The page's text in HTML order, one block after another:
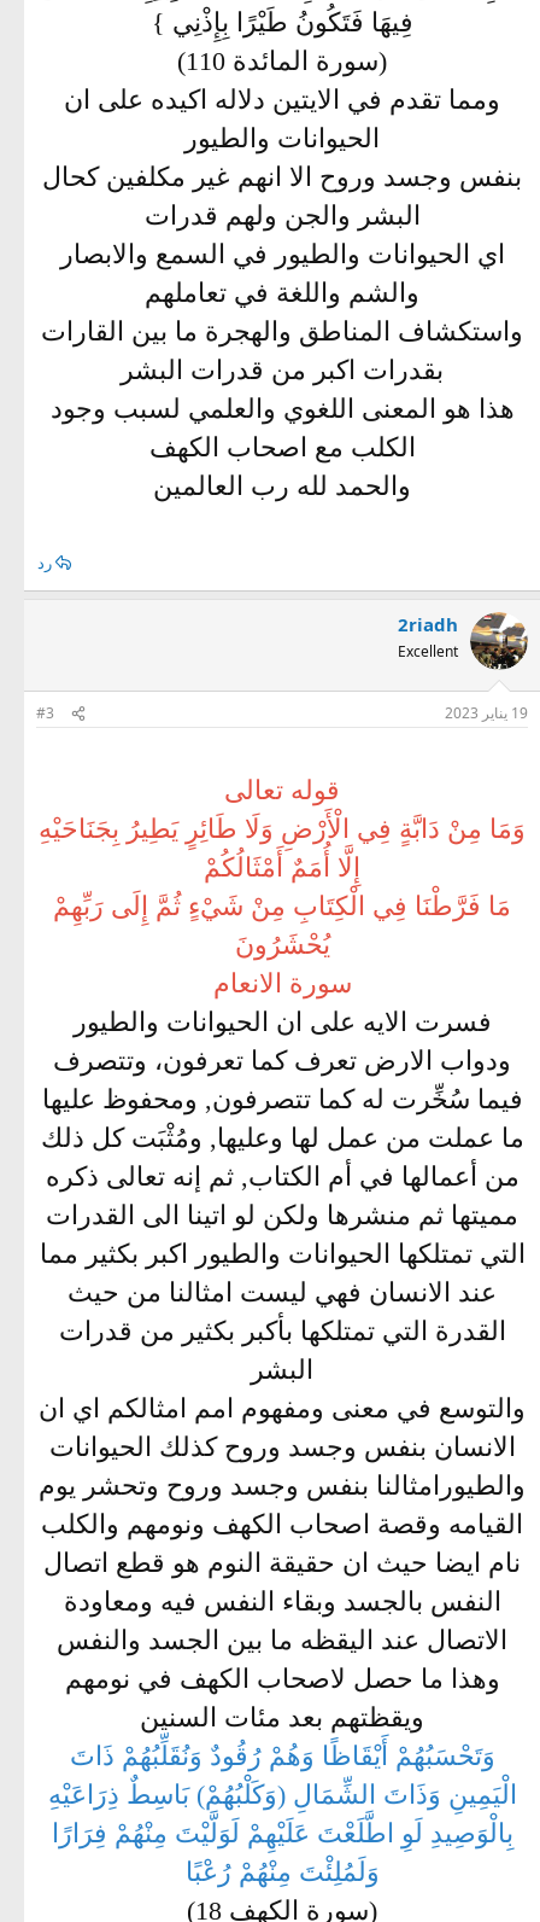
فِيهَا فَتَكُونُ طَيْرًا بِإِذْنِي }
(سورة المائدة 110)
ومما تقدم في الايتين دلاله اكيده على ان
الحيوانات والطيور
بنفس وجسد وروح الا انهم غير مكلفين كحال
البشر والجن ولهم قدرات
اي الحيوانات والطيور في السمع والابصار
والشم واللغة في تعاملهم
واستكشاف المناطق والهجرة ما بين القارات
بقدرات اكبر من قدرات البشر
هذا هو المعنى اللغوي والعلمي لسبب وجود
الكلب مع اصحاب الكهف
والحمد لله رب العالمين
رد
2riadh
Excellent
19 يناير 2023 #3
قوله تعالى
وَمَا مِنْ دَابَّةٍ فِي الْأَرْضِ وَلَا طَائِرٍ يَطِيرُ بِجَنَاحَيْهِ
إِلَّا أُمَمٌ أَمْثَالُكُمْ
مَا فَرَّطْنَا فِي الْكِتَابِ مِنْ شَيْءٍ ثُمَّ إِلَى رَبِّهِمْ
يُحْشَرُونَ
سورة الانعام
فسرت الايه على ان الحيوانات والطيور
ودواب الارض تعرف كما تعرفون، وتتصرف
فيما سُخِّرت له كما تتصرفون, ومحفوظ عليها
ما عملت من عمل لها وعليها, ومُثْبَت كل ذلك
من أعمالها في أم الكتاب, ثم إنه تعالى ذكره
مميتها ثم منشرها ولكن لو اتينا الى القدرات
التي تمتلكها الحيوانات والطيور اكبر بكثير مما
عند الانسان فهي ليست امثالنا من حيث
القدرة التي تمتلكها بأكبر بكثير من قدرات
البشر
والتوسع في معنى ومفهوم امم امثالكم اي ان
الانسان بنفس وجسد وروح كذلك الحيوانات
والطيورامثالنا بنفس وجسد وروح وتحشر يوم
القيامه وقصة اصحاب الكهف ونومهم والكلب
نام ايضا حيث ان حقيقة النوم هو قطع اتصال
النفس بالجسد وبقاء النفس فيه ومعاودة
الاتصال عند اليقظه ما بين الجسد والنفس
وهذا ما حصل لاصحاب الكهف في نومهم
ويقظتهم بعد مئات السنين
وَتَحْسَبُهُمْ أَيْقَاظًا وَهُمْ رُقُودٌ وَنُقَلِّبُهُمْ ذَاتَ
الْيَمِينِ وَذَاتَ الشِّمَالِ (وَكَلْبُهُمْ) بَاسِطٌ ذِرَاعَيْهِ
بِالْوَصِيدِ لَوِ اطَّلَعْتَ عَلَيْهِمْ لَوَلَّيْتَ مِنْهُمْ فِرَارًا
وَلَمُلِئْتَ مِنْهُمْ رُعْبًا
(سورة الكهف 18)